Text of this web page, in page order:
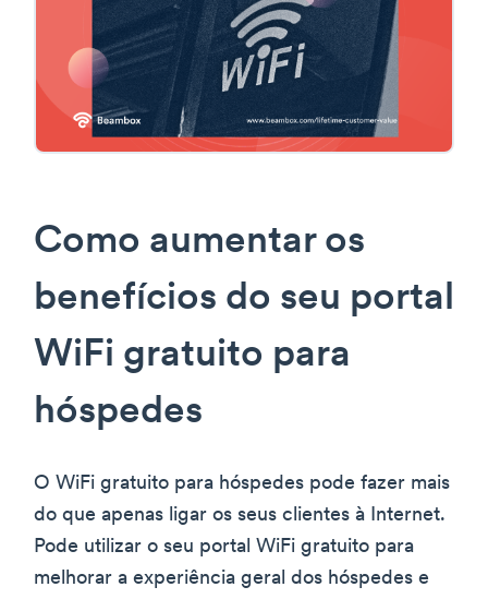
Como aumentar os
benefícios do seu portal
WiFi gratuito para
hóspedes
O WiFi gratuito para hóspedes pode fazer mais
do que apenas ligar os seus clientes à Internet.
Pode utilizar o seu portal WiFi gratuito para
melhorar a experiência geral dos hóspedes e